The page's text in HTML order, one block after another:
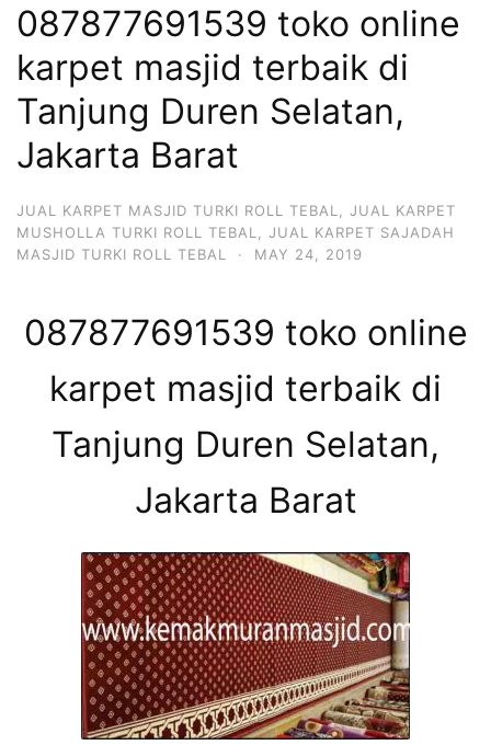
087877691539 toko online
karpet masjid terbaik di
Tanjung Duren Selatan,
Jakarta Barat
JUAL KARPET MASJID TURKI ROLL TEBAL
JUAL KARPET
MUSHOLLA TURKI ROLL TEBAL
JUAL KARPET SAJADAH
MASJID TURKI ROLL TEBAL
· MAY 24, 2019
087877691539 toko online
karpet masjid terbaik di
Tanjung Duren Selatan,
Jakarta Barat